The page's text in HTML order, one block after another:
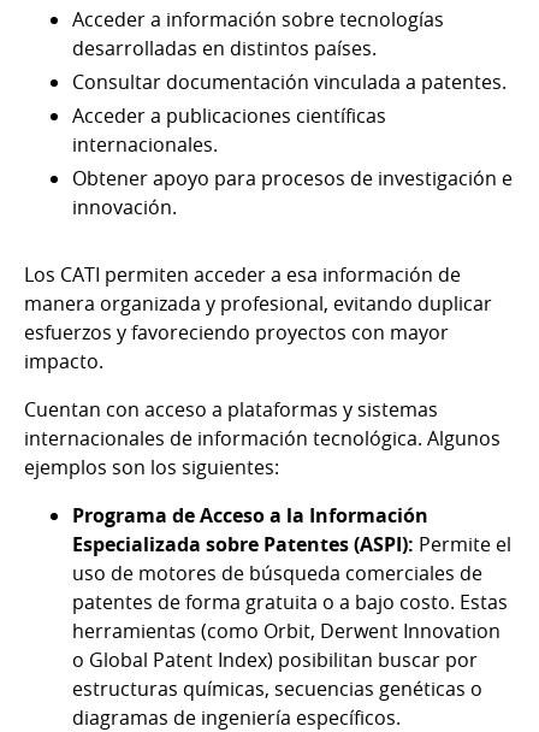
Acceder a información sobre tecnologías
desarrolladas en distintos países.
Consultar documentación vinculada a patentes.
Acceder a publicaciones científicas
internacionales.
Obtener apoyo para procesos de investigación e
innovación.
Los CATI permiten acceder a esa información de
manera organizada y profesional, evitando duplicar
esfuerzos y favoreciendo proyectos con mayor
impacto.
Cuentan con acceso a plataformas y sistemas
internacionales de información tecnológica. Algunos
ejemplos son los siguientes:
Programa de Acceso a la Información
Especializada sobre Patentes (ASPI): Permite el
uso de motores de búsqueda comerciales de
patentes de forma gratuita o a bajo costo. Estas
herramientas (como Orbit, Derwent Innovation
o Global Patent Index) posibilitan buscar por
estructuras químicas, secuencias genéticas o
diagramas de ingeniería específicos.